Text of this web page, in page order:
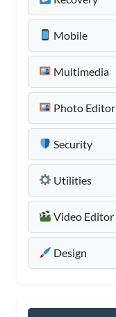
Mobile
Multimedia
Photo Editor
Security
Utilities
Video Editor
Design